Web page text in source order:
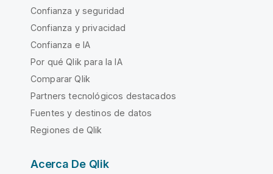
Confianza y seguridad
Confianza y privacidad
Confianza e IA
Por qué Qlik para la IA
Comparar Qlik
Partners tecnológicos destacados
Fuentes y destinos de datos
Regiones de Qlik
Acerca De Qlik